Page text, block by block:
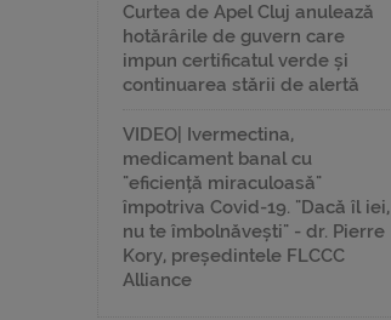
Curtea de Apel Cluj anulează
hotărârile de guvern care
impun certificatul verde și
continuarea stării de alertă
VIDEO| Ivermectina,
medicament banal cu
"eficiență miraculoasă"
împotriva Covid-19. "Dacă îl iei,
nu te îmbolnăvești" - dr. Pierre
Kory, președintele FLCCC
Alliance